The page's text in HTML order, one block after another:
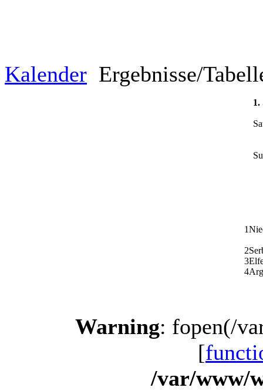
Kalender Ergebnisse/
1.
1
2
3
4
Warning: fopen(/
[
/var/www/